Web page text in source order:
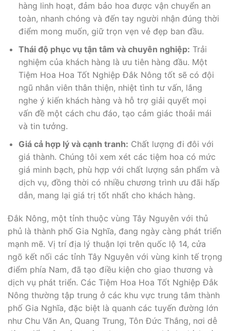
hàng linh hoạt, đảm bảo hoa được vận chuyển an
toàn, nhanh chóng và đến tay người nhận đúng thời
điểm mong muốn, giữ trọn vẹn vẻ đẹp ban đầu.
Thái độ phục vụ tận tâm và chuyên nghiệp: Trải
nghiệm của khách hàng là ưu tiên hàng đầu. Một
Tiệm Hoa Hoa Tốt Nghiệp Đắk Nông tốt sẽ có đội
ngũ nhân viên thân thiện, nhiệt tình tư vấn, lắng
nghe ý kiến khách hàng và hỗ trợ giải quyết mọi
vấn đề một cách chu đáo, tạo cảm giác thoải mái
và tin tưởng.
Giá cả hợp lý và cạnh tranh: Chất lượng đi đôi với
giá thành. Chúng tôi xem xét các tiệm hoa có mức
giá minh bạch, phù hợp với chất lượng sản phẩm và
dịch vụ, đồng thời có nhiều chương trình ưu đãi hấp
dẫn, mang lại giá trị tốt nhất cho khách hàng.
Đắk Nông, một tỉnh thuộc vùng Tây Nguyên với thủ
phủ là thành phố Gia Nghĩa, đang ngày càng phát triển
mạnh mẽ. Vị trí địa lý thuận lợi trên quốc lộ 14, cửa
ngõ kết nối các tỉnh Tây Nguyên với vùng kinh tế trọng
điểm phía Nam, đã tạo điều kiện cho giao thương và
dịch vụ phát triển. Các Tiệm Hoa Hoa Tốt Nghiệp Đắk
Nông thường tập trung ở các khu vực trung tâm thành
phố Gia Nghĩa, đặc biệt là quanh các tuyến đường lớn
như Chu Văn An, Quang Trung, Tôn Đức Thắng, nơi dễ